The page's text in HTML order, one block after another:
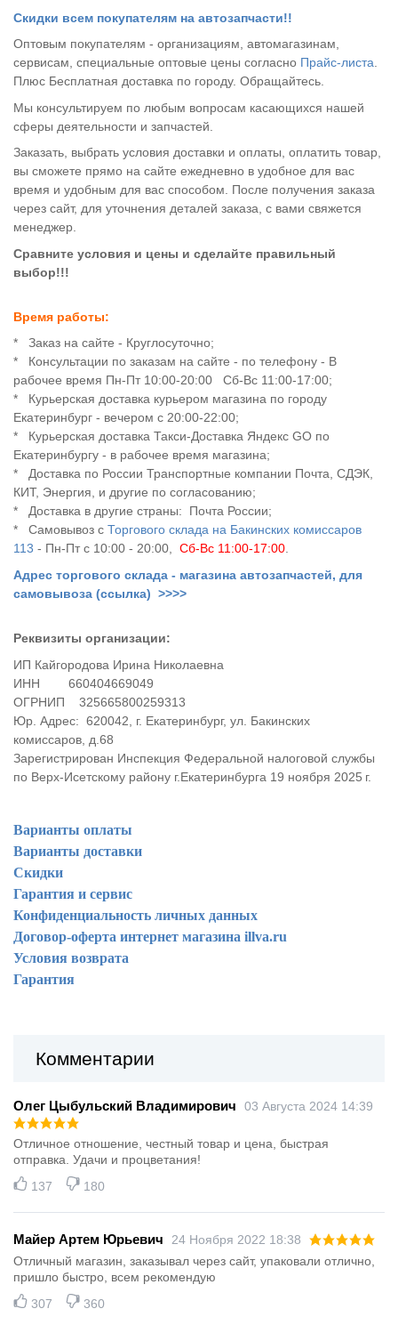
Скидки всем покупателям на автозапчасти!!
Оптовым покупателям - организациям, автомагазинам,
сервисам, специальные оптовые цены согласно Прайс-листа.
Плюс Бесплатная доставка по городу. Обращайтесь.
Мы консультируем по любым вопросам касающихся нашей
сферы деятельности и запчастей.
Заказать, выбрать условия доставки и оплаты, оплатить товар,
вы сможете прямо на сайте ежедневно в удобное для вас
время и удобным для вас способом. После получения заказа
через сайт, для уточнения деталей заказа, с вами свяжется
менеджер.
Сравните условия и цены и сделайте правильный
выбор!!!
Время работы:
* Заказ на сайте - Круглосуточно;
* Консультации по заказам на сайте - по телефону - В
рабочее время Пн-Пт 10:00-20:00 Сб-Вс 11:00-17:00;
* Курьерская доставка курьером магазина по городу
Екатеринбург - вечером с 20:00-22:00;
* Курьерская доставка Такси-Доставка Яндекс GO по
Екатеринбургу - в рабочее время магазина;
* Доставка по России Транспортные компании Почта, СДЭК,
КИТ, Энергия, и другие по согласованию;
* Доставка в другие страны: Почта России;
* Самовывоз с Торгового склада на Бакинских комиссаров
113 - Пн-Пт с 10:00 - 20:00, Сб-Вс 11:00-17:00.
Адрес торгового склада - магазина автозапчастей, для
самовывоза (ссылка) >>>>
Реквизиты организации:
ИП Кайгородова Ирина Николаевна
ИНН 660404669049
ОГРНИП 325665800259313
Юр. Адрес: 620042, г. Екатеринбург, ул. Бакинских
комиссаров, д.68
Зарегистрирован Инспекция Федеральной налоговой службы
по Верх-Исетскому району г.Екатеринбурга 19 ноября 2025 г.
Варианты оплаты
Варианты доставки
Скидки
Гарантия и сервис
Конфиденциальность личных данных
Договор-оферта интернет магазина illva.ru
Условия возврата
Гарантия
Комментарии
Олег Цыбульский Владимирович 03 Августа 2024 14:39
Отличное отношение, честный товар и цена, быстрая
отправка. Удачи и процветания!
137
180
Майер Артем Юрьевич
24 Ноября 2022 18:38
Отличный магазин, заказывал через сайт, упаковали отлично,
пришло быстро, всем рекомендую
307
360